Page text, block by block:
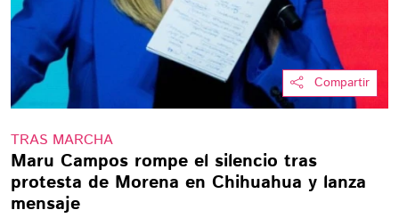
Compartir
TRAS MARCHA
Maru Campos rompe el silencio tras
protesta de Morena en Chihuahua y lanza
mensaje